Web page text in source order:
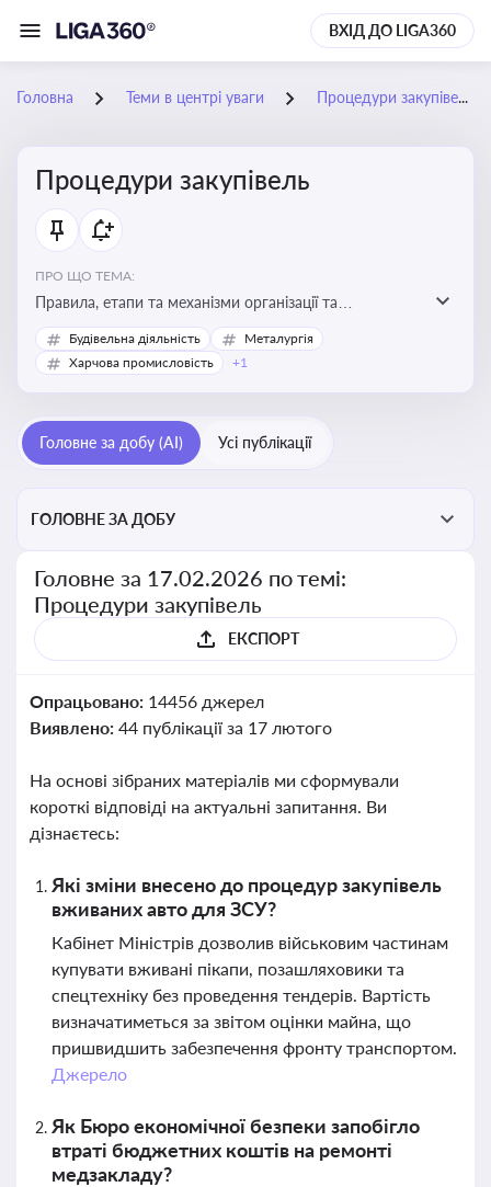
ВХІД ДО LIGA360
Головна Теми в центрі уваги Процедури закупівель
Процедури закупівель
ПРО ЩО ТЕМА:
Правила, етапи та механізми організації та
проведення закупівель товарів, робіт та послуг за
державні чи публічні кошти
Будівельна діяльність
Металургія
Харчова промисловість
+1
Головне за добу (AI) Усі публікації
ГОЛОВНЕ ЗА ДОБУ
Головне за 17.02.2026 по темі:
Процедури закупівель
ЕКСПОРТ
Опрацьовано: 14456 джерел
Виявлено: 44 публікації за 17 лютого
На основі зібраних матеріалів ми сформували
короткі відповіді на актуальні запитання. Ви
дізнаєтесь:
Які зміни внесено до процедур закупівель
вживаних авто для ЗСУ?
Кабінет Міністрів дозволив військовим частинам
купувати вживані пікапи, позашляховики та
спецтехніку без проведення тендерів. Вартість
визначатиметься за звітом оцінки майна, що
пришвидшить забезпечення фронту транспортом.
Джерело
Як Бюро економічної безпеки запобігло
втраті бюджетних коштів на ремонті
медзакладу?